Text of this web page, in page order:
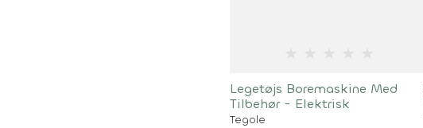
Legetøjs Boremaskine Med
Tilbehør - Elektrisk
Tegole